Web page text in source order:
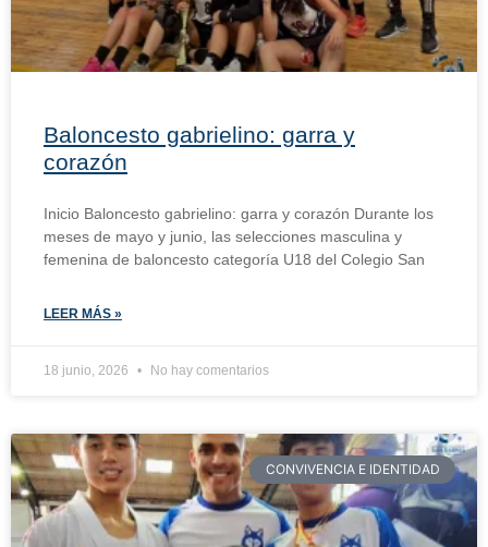
Baloncesto gabrielino: garra y
corazón
Inicio Baloncesto gabrielino: garra y corazón Durante los
meses de mayo y junio, las selecciones masculina y
femenina de baloncesto categoría U18 del Colegio San
LEER MÁS »
18 junio, 2026 No hay comentarios
CONVIVENCIA E IDENTIDAD